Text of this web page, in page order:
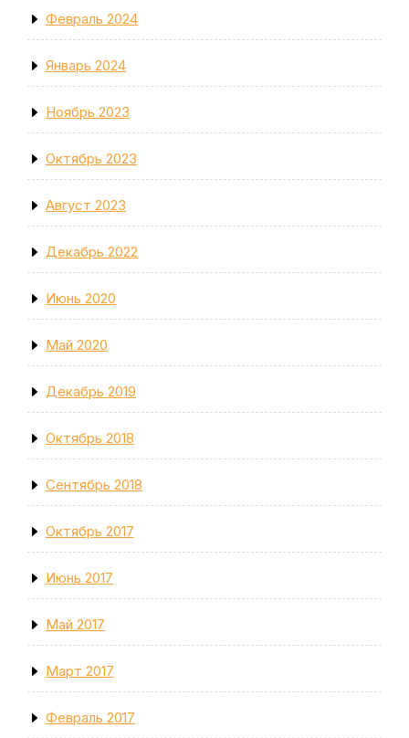
Февраль 2024
Январь 2024
Ноябрь 2023
Октябрь 2023
Август 2023
Декабрь 2022
Июнь 2020
Май 2020
Декабрь 2019
Октябрь 2018
Сентябрь 2018
Октябрь 2017
Июнь 2017
Май 2017
Март 2017
Февраль 2017